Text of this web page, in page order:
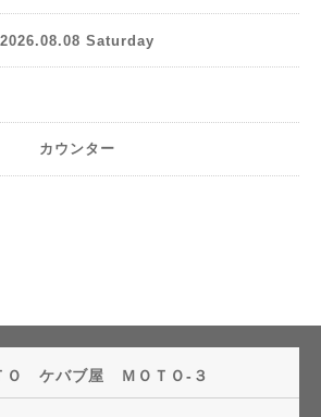
2026.08.08 Saturday
カウンター
Ｏ ケバブ屋 ＭＯＴＯ-３